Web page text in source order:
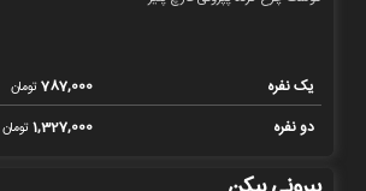
یک نفره 787,000تومان
دو نفره 1,327,000تومان